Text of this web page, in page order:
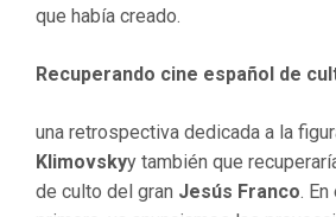
que había creado.
Recuperando cine español de
una retrospectiva dedicada a la
Klimovskyy también que
de culto del gran Jesús Franco.